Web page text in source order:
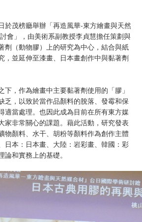
於茂榜廳舉辦「再造風華-東方繪畫與天然
會」，由美術系副教授李貞慧擔任策劃與
劑（動物膠）上的研究為中心，結合與紙
，並延伸至漆畫、日本畫創作中與黏著劑
下，作為繪畫中主要黏著劑使用的「膠」
乏，以致於當作品顏料的脫落、發霉和保
適當處理。也因此成為目前在所有東方媒
家非常關心的課題。藉此活動，研究發表
物顏料、水干、胡粉等顏料作為創作主體
日本：日本畫、大陸：岩彩畫、韓國：彩
和實務上的基礎。